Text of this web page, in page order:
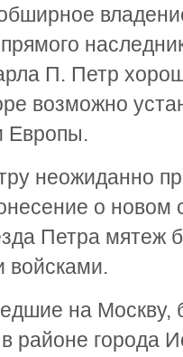
П. Петр
возможно
Европы.
неожиданно
о новом
Петра мятеж
войсками.
на
районе города